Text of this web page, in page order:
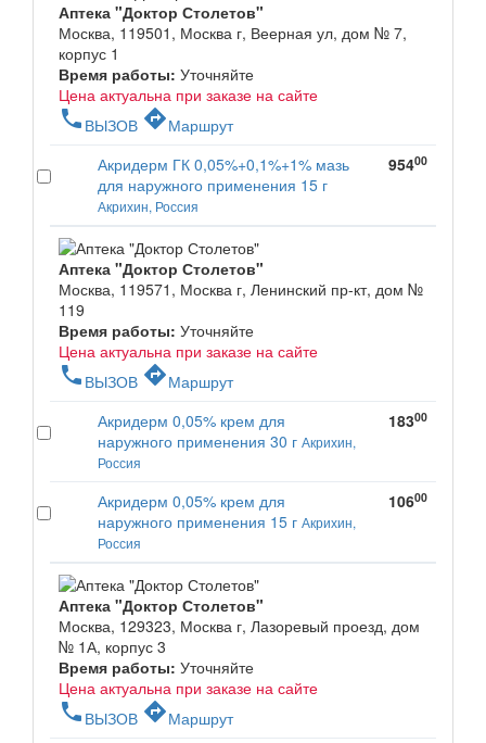
Аптека "Доктор Столетов"
Москва, 119501, Москва г, Веерная ул, дом № 7,
корпус 1
Время работы: Уточняйте
Цена актуальна при заказе на сайте
phone ВЫЗОВ directionsМаршрут
Акридерм ГК 0,05%+0,1%+1% мазь
для наружного применения 15 г
Акрихин, Россия
95400
Аптека "Доктор Столетов"
Москва, 119571, Москва г, Ленинский пр-кт, дом №
119
Время работы: Уточняйте
Цена актуальна при заказе на сайте
phone ВЫЗОВ directionsМаршрут
Акридерм 0,05% крем для
наружного применения 30 г Акрихин,
Россия
18300
Акридерм 0,05% крем для
наружного применения 15 г Акрихин,
Россия
10600
Аптека "Доктор Столетов"
Москва, 129323, Москва г, Лазоревый проезд, дом
№ 1А, корпус 3
Время работы: Уточняйте
Цена актуальна при заказе на сайте
phone ВЫЗОВ directionsМаршрут